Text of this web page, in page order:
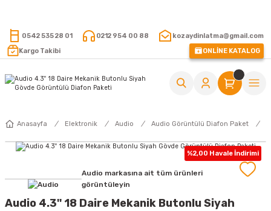
0542 535 28 01 0212 954 00 88
kozaydinlatma@gmail.com
Kargo Takibi
ONLİNE KATALOG
Anasayfa Elektronik Audio Audio Görüntülü Diafon Paket
%2,00 Havale İndirimi
Audio markasına ait tüm ürünleri
görüntüleyin
Audio 4.3'' 18 Daire Mekanik Butonlu Siyah